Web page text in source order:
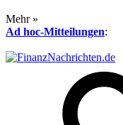
Mehr »
Ad hoc-Mitteilungen: